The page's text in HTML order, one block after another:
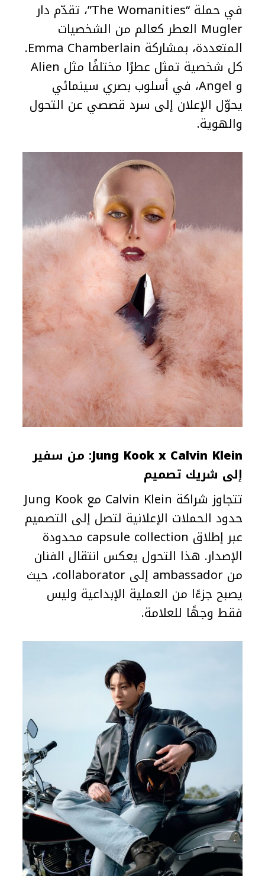
في حملة “The Womanities”، تقدّم دار
Mugler العطر كعالم من الشخصيات
المتعددة، بمشاركة Emma Chamberlain.
كل شخصية تمثل عطرًا مختلفًا مثل Alien
و Angel، في أسلوب بصري سينمائي
يحوّل الإعلان إلى سرد قصصي عن التحول
والهوية.
Jung Kook x Calvin Klein: من سفير
إلى شريك تصميم
تتجاوز شراكة Calvin Klein مع Jung Kook
حدود الحملات الإعلانية لتصل إلى التصميم
عبر إطلاق capsule collection محدودة
الإصدار. هذا التحول يعكس انتقال الفنان
من ambassador إلى collaborator، حيث
يصبح جزءًا من العملية الإبداعية وليس
فقط وجهًا للعلامة.